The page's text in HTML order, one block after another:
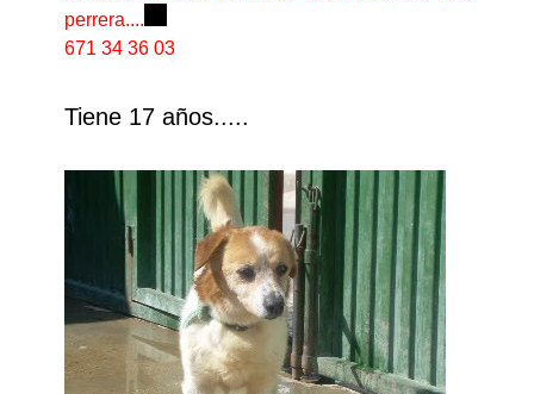
perrera....
671 34 36 03
Tiene 17 años.....